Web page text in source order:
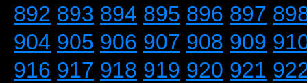
892 893 894 895 896 897
904 905 906 907 908 909
916 917 918 919 920 921